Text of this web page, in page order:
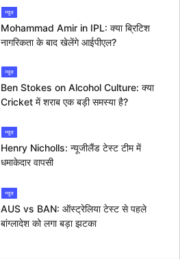
न्यूज
Mohammad Amir in IPL: क्या ब्रिटिश
नागरिकता के बाद खेलेंगे आईपीएल?
न्यूज
Ben Stokes on Alcohol Culture: क्या
Cricket में शराब एक बड़ी समस्या है?
न्यूज
Henry Nicholls: न्यूजीलैंड टेस्ट टीम में
धमाकेदार वापसी
न्यूज
AUS vs BAN: ऑस्ट्रेलिया टेस्ट से पहले
बांग्लादेश को लगा बड़ा झटका